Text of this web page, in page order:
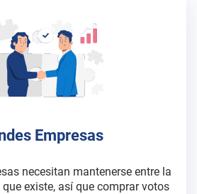
Empresas
necesitan mantenerse entre la
existe, así que comprar votos